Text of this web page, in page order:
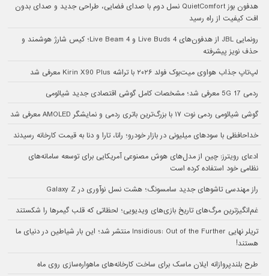
هدفون بوز QuietComfort نسل دوم با صدای فضایی، طراحی جدید و صدای بدون
افت کیفیت از راه رسید
رونمایی JBL از هدفون‌های Live Buds 4 و Live Beam 4؛ کیس شارژ هوشمند و
حذف نویز پیشرفته
لپ‌تاپ جذاب هواوی میت‌بوک فولد ۲۰۲۶ با تراشه Kirin X90 Plus معرفی شد
ردمی 17 5G معرفی شد؛ مشخصات کامل گوشی اقتصادی جدید شیائومی
گوشی شیائومی ردمی نوت ۱۷ با بزرگ‌ترین باتری ردمی و نمایشگر AMOLED معرفی شد
خداحافظی با سودهای میلیونی در بازار خودرو؛ رانا، تارا و دنا به قیمت کارخانه رسیدند
ادعای رویترز: چین از مدل‌های هوش مصنوعی آمریکایی برای توسعه سامانه‌های
نظامی خود استفاده کرده است
راز مهندسی تاشوهای جدید سامسونگ؛ هشت نسل نوآوری در Galaxy Z
غم‌انگیزترین مرگ‌های تاریخ بازی‌های ویدیویی؛ لحظاتی که قلب گیمرها را شکستند
تریلر نهایی Insidious: Out of the Further منتشر شد؛ این بار شیاطین در دنیای ما
هستند!
طرح بلندپروازانه ایلان ماسک برای ساخت کارخانه‌های ماهواره‌سازی روی ماه